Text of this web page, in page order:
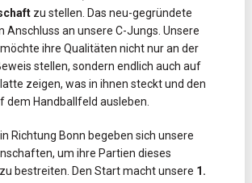
zu stellen. Das neu-gegründete
Anschluss an unsere C-Jungs. Unsere
ihre Qualitäten nicht nur an der
stellen, sondern endlich auch auf
zeigen, was in ihnen steckt und den
dem Handballfeld ausleben.
Richtung Bonn begeben sich unsere
um ihre Partien dieses
bestreiten. Den Start macht unsere 1.